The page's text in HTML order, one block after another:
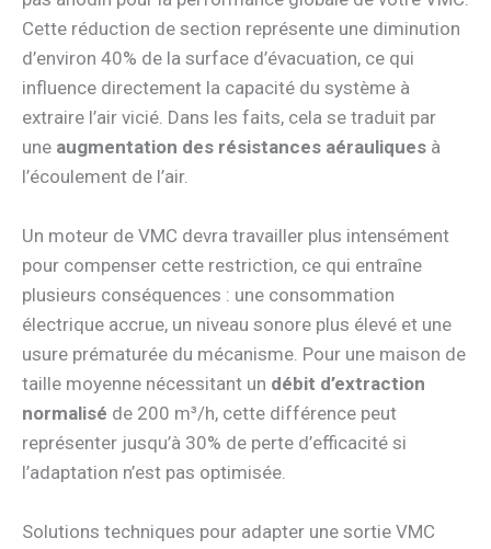
Cette réduction de section représente une diminution
d’environ 40% de la surface d’évacuation, ce qui
influence directement la capacité du système à
extraire l’air vicié. Dans les faits, cela se traduit par
une augmentation des résistances aérauliques à
l’écoulement de l’air.
Un moteur de VMC devra travailler plus intensément
pour compenser cette restriction, ce qui entraîne
plusieurs conséquences : une consommation
électrique accrue, un niveau sonore plus élevé et une
usure prématurée du mécanisme. Pour une maison de
taille moyenne nécessitant un débit d’extraction
normalisé de 200 m³/h, cette différence peut
représenter jusqu’à 30% de perte d’efficacité si
l’adaptation n’est pas optimisée.
Solutions techniques pour adapter une sortie VMC